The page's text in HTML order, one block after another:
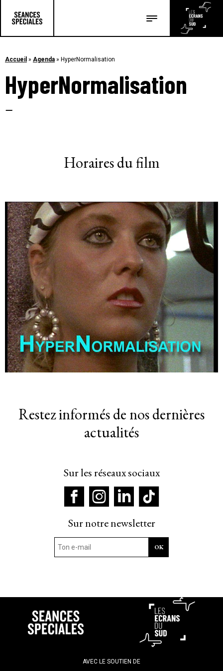
Les articles
Accueil » Agenda » HyperNormalisation
HyperNormalisation
–
Horaires du film
Restez informés de nos dernières
actualités
Sur les réseaux sociaux
Sur notre newsletter
AVEC LE SOUTIEN DE